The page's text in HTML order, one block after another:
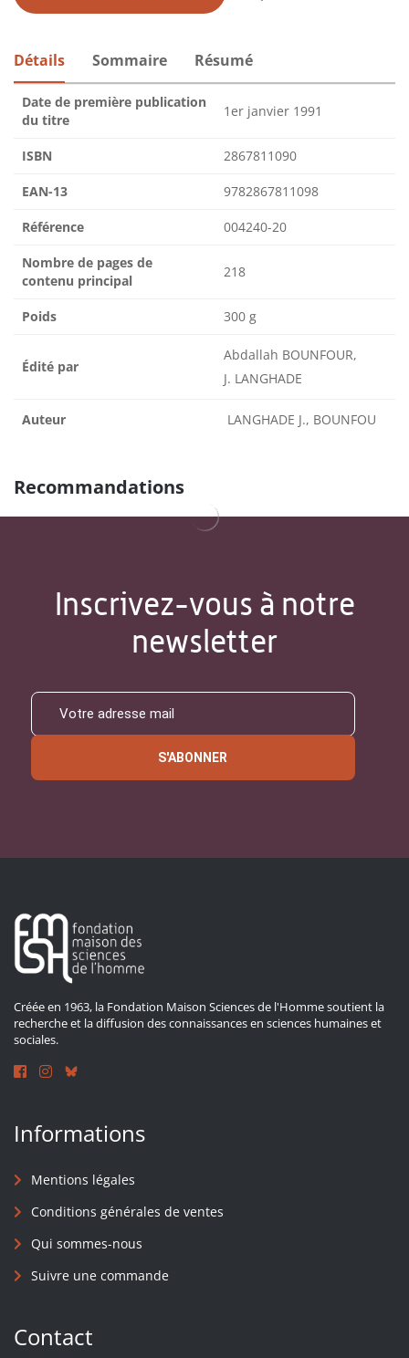
Détails Sommaire Résumé
Date de première publication
du titre
1er janvier 1991
ISBN 2867811090
EAN-13 9782867811098
Référence 004240-20
Nombre de pages de
contenu principal
218
Poids 300 g
Édité par
Abdallah BOUNFOUR,
J. LANGHADE
Auteur LANGHADE J., BOUNFOU
Recommandations
Inscrivez-vous à notre
newsletter
S'ABONNER
Créée en 1963, la Fondation Maison Sciences de l'Homme soutient la
recherche et la diffusion des connaissances en sciences humaines et
sociales.
Informations
Mentions légales
Conditions générales de ventes
Qui sommes-nous
Suivre une commande
Contact